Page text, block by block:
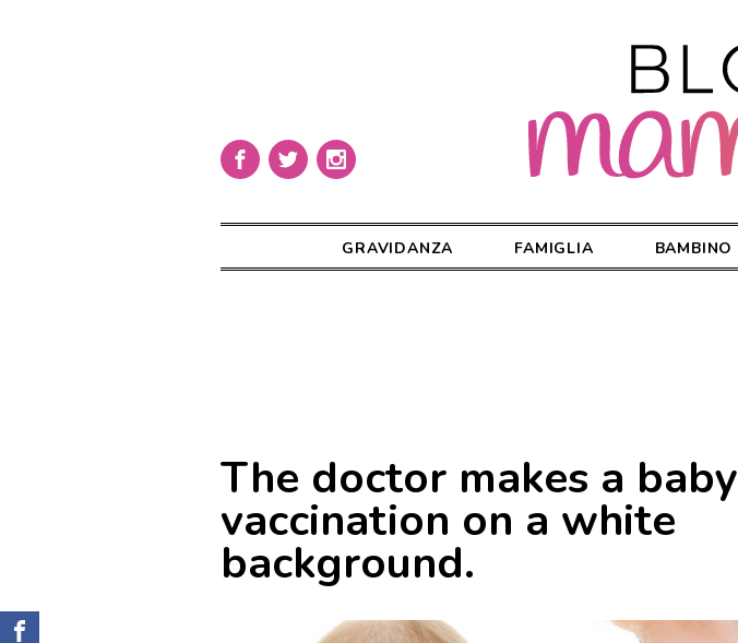
GRAVIDANZA FAMIGLIA BAMBINO
The doctor makes a baby
vaccination on a white
background.